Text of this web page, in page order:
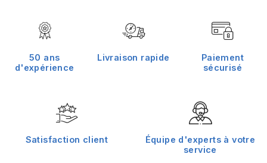
50 ans
d'expérience
Livraison rapide
Paiement
sécurisé
Satisfaction client
Équipe d'experts à votre
service